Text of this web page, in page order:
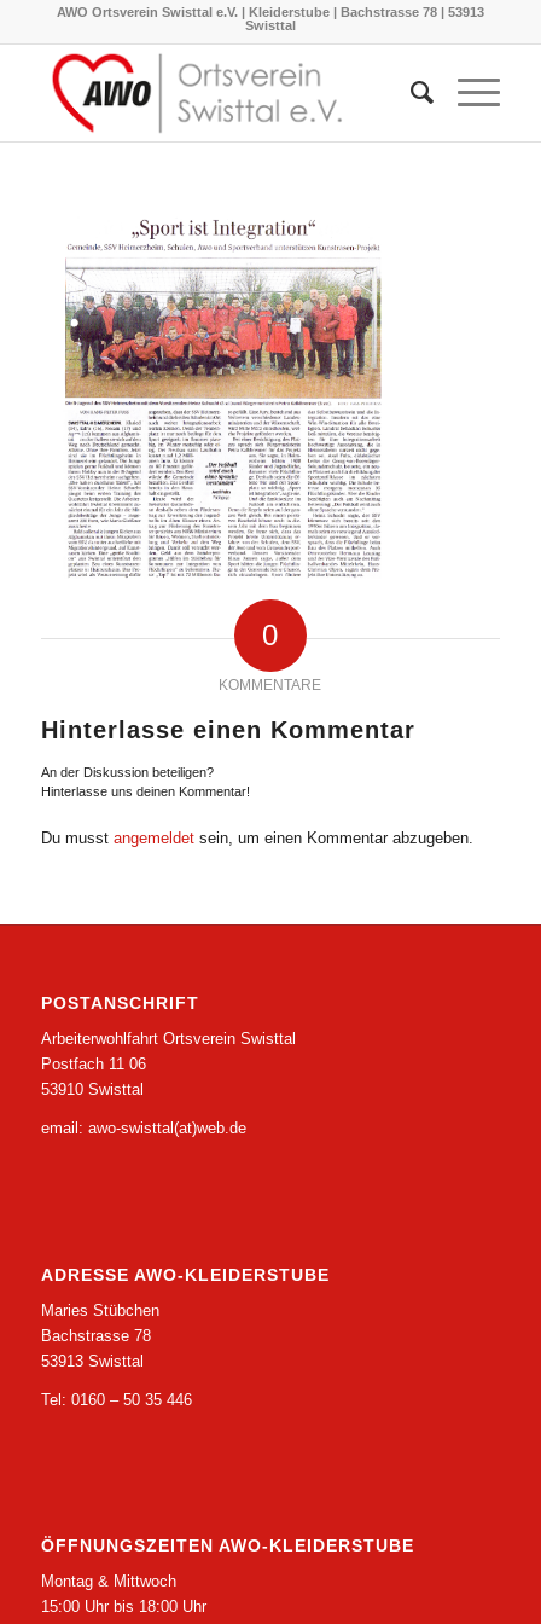
AWO Ortsverein Swisttal e.V. | Kleiderstube | Bachstrasse 78 | 53913
Swisttal
0
KOMMENTARE
Hinterlasse einen Kommentar
An der Diskussion beteiligen?
Hinterlasse uns deinen Kommentar!
Du musst angemeldetsein, um einen Kommentar abzugeben.
POSTANSCHRIFT
Arbeiterwohlfahrt Ortsverein Swisttal
Postfach 11 06
53910 Swisttal
email: awo-swisttal(at)web.de
ADRESSE AWO-KLEIDERSTUBE
Maries Stübchen
Bachstrasse 78
53913 Swisttal
Tel: 0160 – 50 35 446
ÖFFNUNGSZEITEN AWO-KLEIDERSTUBE
Montag & Mittwoch
15:00 Uhr bis 18:00 Uhr